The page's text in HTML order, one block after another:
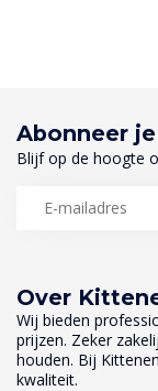
Over
Wij bieden
prijzen. Zeker
houden. Bij
kwaliteit.
Abonneer
Blijf op de hoogte